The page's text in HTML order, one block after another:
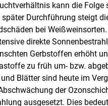
kann die Folge
später Durchführung steigt
bei
direkte
Gerbstoffen erhöht
zu früh um- bzw.
Blätter sind heute im
der
ausgesetzt. Dies